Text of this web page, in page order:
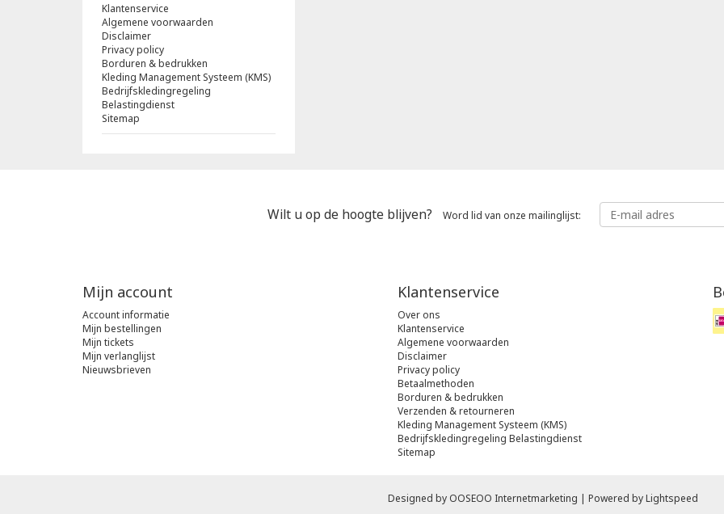
Klantenservice
Algemene voorwaarden
Disclaimer
Privacy policy
Borduren & bedrukken
Kleding Management Systeem (KMS)
Bedrijfskledingregeling
Belastingdienst
Sitemap
Wilt u op de hoogte blijven? Word lid van onze mailinglijst:
Mijn account
Account informatie
Mijn bestellingen
Mijn tickets
Mijn verlanglijst
Nieuwsbrieven
Klantenservice
Over ons
Klantenservice
Algemene voorwaarden
Disclaimer
Privacy policy
Betaalmethoden
Borduren & bedrukken
Verzenden & retourneren
Kleding Management Systeem (KMS)
Bedrijfskledingregeling Belastingdienst
Sitemap
Designed by OOSEOO Internetmarketing | Powered byLightspeed